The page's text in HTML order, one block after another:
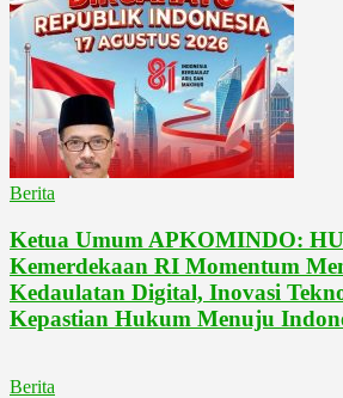
Berita
Ketua Umum APKOMINDO:
Kemerdekaan RI Momentum
Kedaulatan Digital, Inovasi
Kepastian Hukum Menuju
Berita